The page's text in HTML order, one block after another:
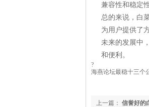
兼容性和稳定性
总的来说，白
为用户提供了
未来的发展中
和便利。
?
海燕论坛最稳十三个
上一篇： 信誉好的